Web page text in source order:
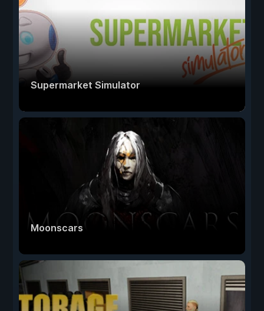
Supermarket Simulator
Moonscars